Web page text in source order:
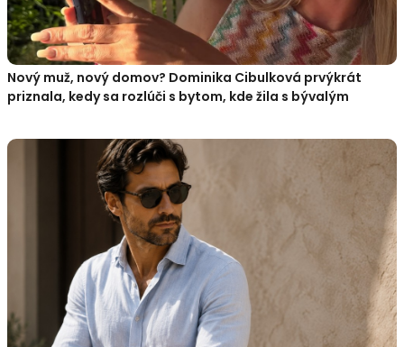
Nový muž, nový domov? Dominika Cibulková prvýkrát
priznala, kedy sa rozlúči s bytom, kde žila s bývalým